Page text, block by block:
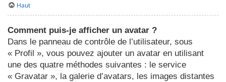
Haut
Comment puis-je afficher un avatar ?
Dans le panneau de contrôle de l’utilisateur, sous
« Profil », vous pouvez ajouter un avatar en utilisant
une des quatre méthodes suivantes : le service
« Gravatar », la galerie d’avatars, les images distantes